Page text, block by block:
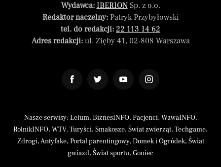
Wydawca: IBERIONSp. z o.o.
Redaktor naczelny:Patryk Przybyłowski
tel. do redakcji: 22 113 14 62
Adres redakcji:ul. Zięby 41, 02-808 Warszawa
Nasze serwisy: Lelum, BiznesINFO, Pacjenci, WawaINFO,
RolnikINFO, WTV, Turyści, Smakosze, Świat zwierząt, Techgame,
Zdrogi,Antyfake, Portal parentingowy, Domek i Ogródek, Świat
gwiazd, Świat sportu, Goniec